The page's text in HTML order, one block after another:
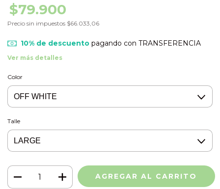
$79.900
Precio sin impuestos $66.033,06
10% de descuentopagando con TRANSFERENCIA
Ver más detalles
Color
Talle